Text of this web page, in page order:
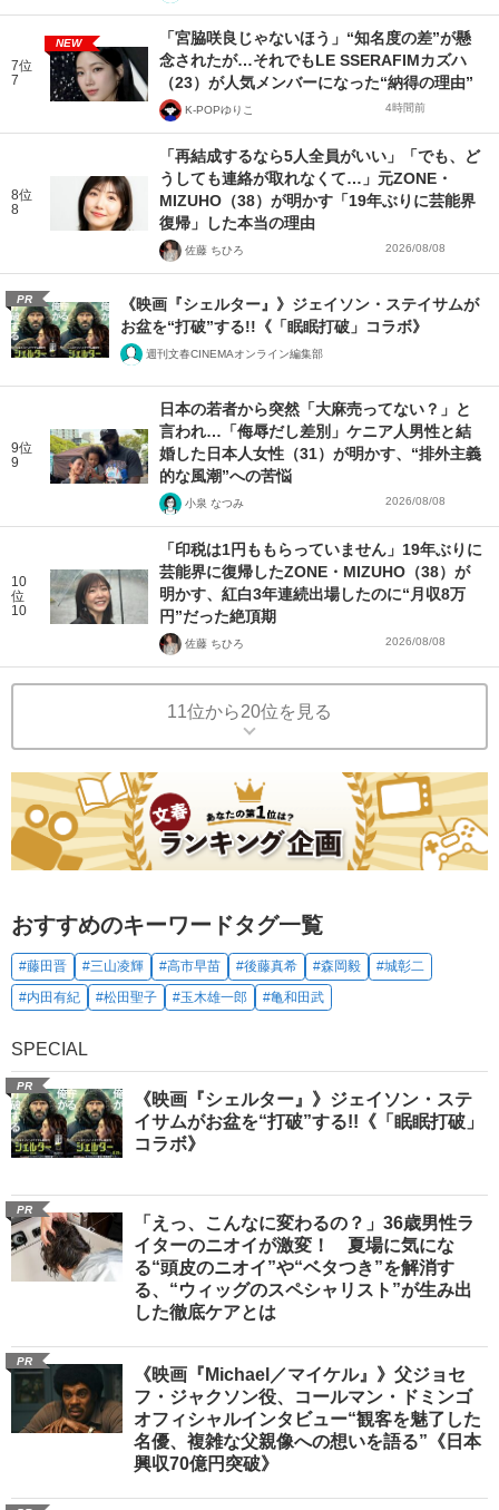
7位
7
NEW
「宮脇咲良じゃないほう」“知名度の差”が懸
念されたが…それでもLE SSERAFIMカズハ
（23）が人気メンバーになった“納得の理由”
K-POPゆりこ 4時間前
8位
8
「再結成するなら5人全員がいい」「でも、ど
うしても連絡が取れなくて…」元ZONE・
MIZUHO（38）が明かす「19年ぶりに芸能界
復帰」した本当の理由
佐藤 ちひろ 2026/08/08
PR
《映画『シェルター』》ジェイソン・ステイサムが
お盆を“打破”する!!《「眠眠打破」コラボ》
週刊文春CINEMAオンライン編集部
9位
9
日本の若者から突然「大麻売ってない？」と
言われ…「侮辱だし差別」ケニア人男性と結
婚した日本人女性（31）が明かす、“排外主義
的な風潮”への苦悩
小泉 なつみ 2026/08/08
10
位
10
「印税は1円ももらっていません」19年ぶりに
芸能界に復帰したZONE・MIZUHO（38）が
明かす、紅白3年連続出場したのに“月収8万
円”だった絶頂期
佐藤 ちひろ 2026/08/08
11位から20位を見る
おすすめのキーワードタグ一覧
#藤田晋 #三山凌輝 #高市早苗 #後藤真希 #森岡毅
#城彰二
#内田有紀
#松田聖子 #玉木雄一郎 #亀和田武
SPECIAL
PR
《映画『シェルター』》ジェイソン・ステ
イサムがお盆を“打破”する!!《「眠眠打破」
コラボ》
PR
「えっ、こんなに変わるの？」36歳男性ラ
イターのニオイが激変！ 夏場に気にな
る“頭皮のニオイ”や“ベタつき”を解消す
る、“ウィッグのスペシャリスト”が生み出
した徹底ケアとは
PR
《映画『Michael／マイケル』》父ジョセ
フ・ジャクソン役、コールマン・ドミンゴ
オフィシャルインタビュー“観客を魅了した
名優、複雑な父親像への想いを語る”《日本
興収70億円突破》